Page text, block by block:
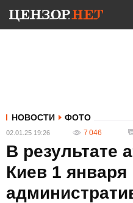
НОВОСТИ ФОТО
02.01.25 19:26 7 046
В результате
Киев 1